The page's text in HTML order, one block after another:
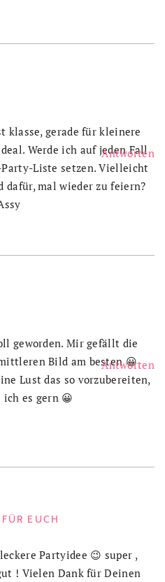
klasse, gerade für kleinere
Werde ich auf jeden Fall
Liste setzen. Vielleicht
dafür, mal wieder zu feiern?
Antworten
geworden. Mir gefällt die
Bild am besten 😀
Lust das so vorzubereiten,
ich es gern 😀
EUCH
Antworten
Partyidee 😉 super ,
! Vielen Dank für Deinen